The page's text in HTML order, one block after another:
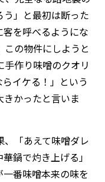
」と最初は断った
を呼べるようにな
の物件にしようと
作り味噌のクオリ
イケる！」という
かったと言いま
「あえて味噌ダレ
鍋で灼き上げる」
番味噌本来の味を